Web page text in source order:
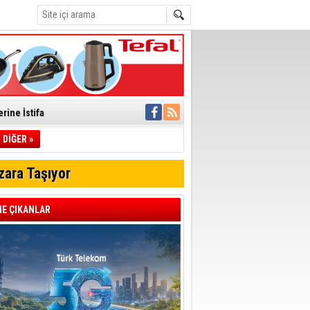
İletti
müdahale
Geçti
DİĞER »
Taşıyor
ÇIKANLAR